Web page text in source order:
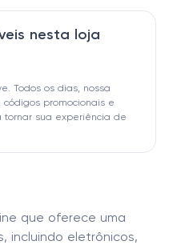
que oferece uma
incluindo eletrônicos,
nesta loja
Todos os dias, nossa
promocionais e
sua experiência de